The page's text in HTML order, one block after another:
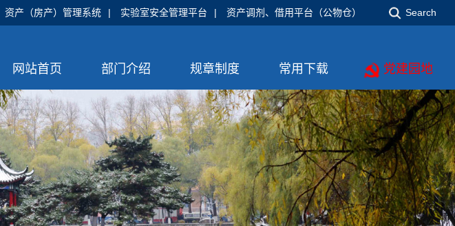
Search
资产（房产）管理系统 | 实验室安全管理平台 | 资产调剂、借用平台（公物仓）
网站首页 部门介绍 规章制度 常用下载 党建园地